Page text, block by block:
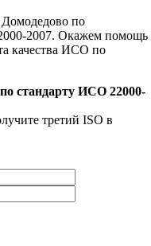
по
2007. Окажем помощь
качества ИСО по
стандарту ИСО 22000-
третий ISO в